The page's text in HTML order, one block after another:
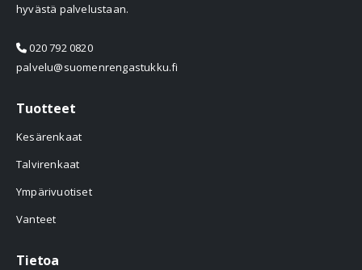
hyvästä palvelustaan.
020 792 0820
palvelu@suomenrengastukku.fi
Tuotteet
Kesärenkaat
Talvirenkaat
Ympärivuotiset
Vanteet
Tietoa